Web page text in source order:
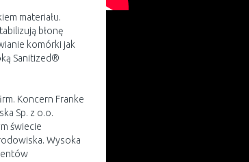
materiału.
błonę
komórki jak
Sanitized®
Koncern Franke
Sp. z o.o.
świecie
Wysoka